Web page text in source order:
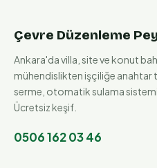
Çevre Düzenleme
Ankara'da villa, site ve konut
mühendislikten işçiliğe anahtar
serme, otomatik sulama
Ücretsiz keşif.
0506 162 03 46